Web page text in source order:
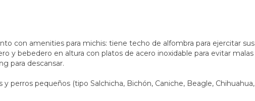
con amenities para michis: tiene techo de alfombra para ejercitar sus
y bebedero en altura con platos de acero inoxidable para evitar malas
para descansar.
y perros pequeños (tipo Salchicha, Bichón, Caniche, Beagle, Chihuahua,